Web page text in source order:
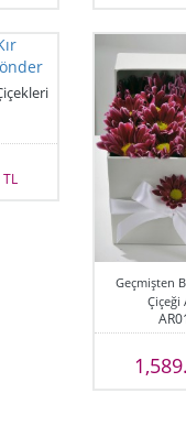
TL
Geçmişten
Çiçeği